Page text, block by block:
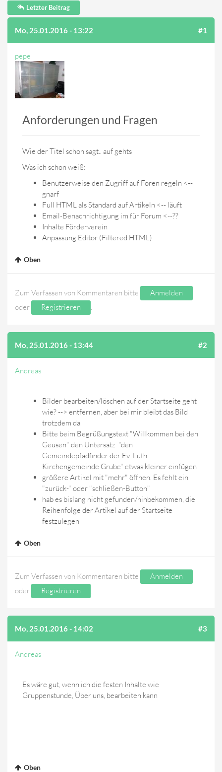
Letzter Beitrag
Mo, 25.01.2016 - 13:22 #1
pepe
Anforderungen und Fragen
Wie der Titel schon sagt.. auf gehts
Was ich schon weiß:
Benutzerweise den Zugriff auf Foren regeln <--
gnarf
Full HTML als Standard auf Artikeln <-- läuft
Email-Benachrichtigung im für Forum <--??
Inhalte Förderverein
Anpassung Editor (Filtered HTML)
Oben
Zum Verfassen von Kommentaren bitte
Anmelden
oder
Registrieren .
Mo, 25.01.2016 - 13:44 #2
Andreas
Bilder bearbeiten/löschen auf der Startseite geht
wie? --> entfernen, aber bei mir bleibt das Bild
trotzdem da
Bitte beim Begrüßungstext "Willkommen bei den
Geusen" den Untersatz "den
Gemeindepfadfinder der Ev.-Luth.
Kirchengemeinde Grube" etwas kleiner einfügen
größere Artikel mit "mehr" öffnen. Es fehlt ein
"zurück-" oder "schließen-Button"
hab es bislang nicht gefunden/hinbekommen, die
Reihenfolge der Artikel auf der Startseite
festzulegen
Oben
Zum Verfassen von Kommentaren bitte
Anmelden
oder
Registrieren .
Mo, 25.01.2016 - 14:02 #3
Andreas
Es wäre gut, wenn ich die festen Inhalte wie
Gruppenstunde, Über uns, bearbeiten kann
Oben